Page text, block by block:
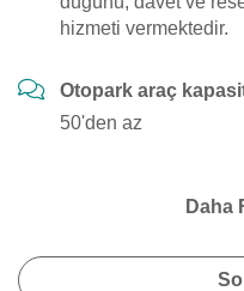
hizmeti vermektedir.
Otopark araç
50'den az
Daha